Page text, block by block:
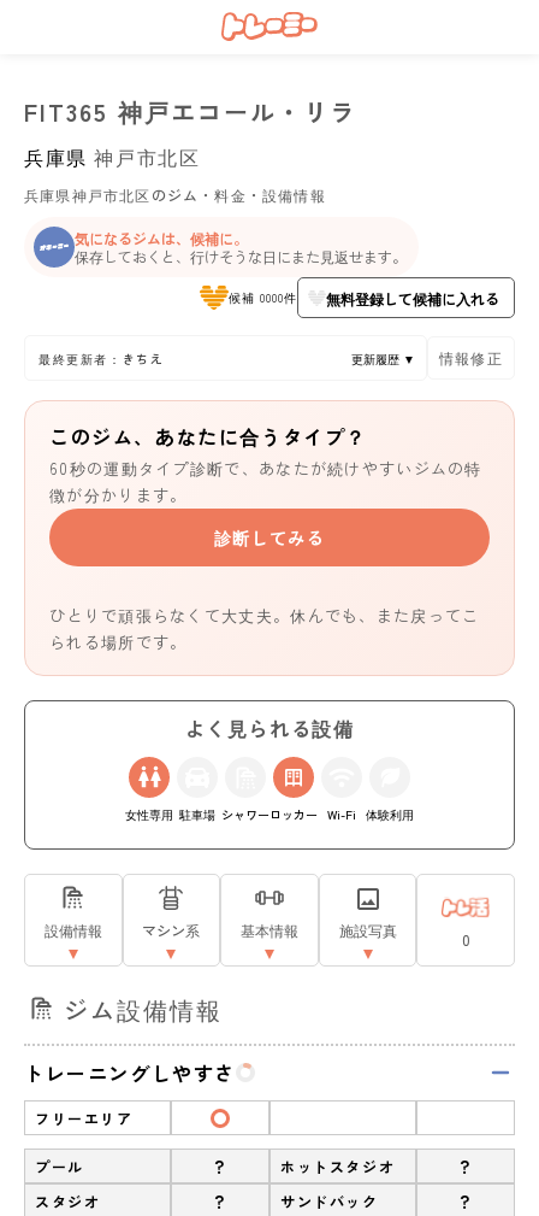
FIT365 神戸エコール・リラ
兵庫県 神戸市北区
兵庫県神戸市北区のジム・料金・設備情報
気になるジムは、候補に。
保存しておくと、行けそうな日にまた見返せます。
候補 0000件 無料登録して候補に入れる
最終更新者：きちえ 更新履歴 ▼ 情報修正
このジム、あなたに合うタイプ？
60秒の運動タイプ診断で、あなたが続けやすいジムの特
徴が分かります。
診断してみる
ひとりで頑張らなくて大丈夫。休んでも、また戻ってこ
られる場所です。
よく見られる設備
女性専用 駐車場 シャワー ロッカー Wi-Fi 体験利用
設備情報 マシン系 基本情報 施設写真 0
ジム設備情報
トレーニングしやすさ
フリーエリア
プール ? ホットスタジオ ?
スタジオ ? サンドバック ?